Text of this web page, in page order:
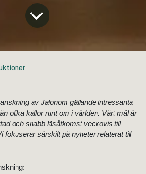
av Jalonom gällande intressanta
olika källor runt om i världen. Vårt mål är
och snabb läsåtkomst veckovis till
fokuserar särskilt på nyheter relaterat till